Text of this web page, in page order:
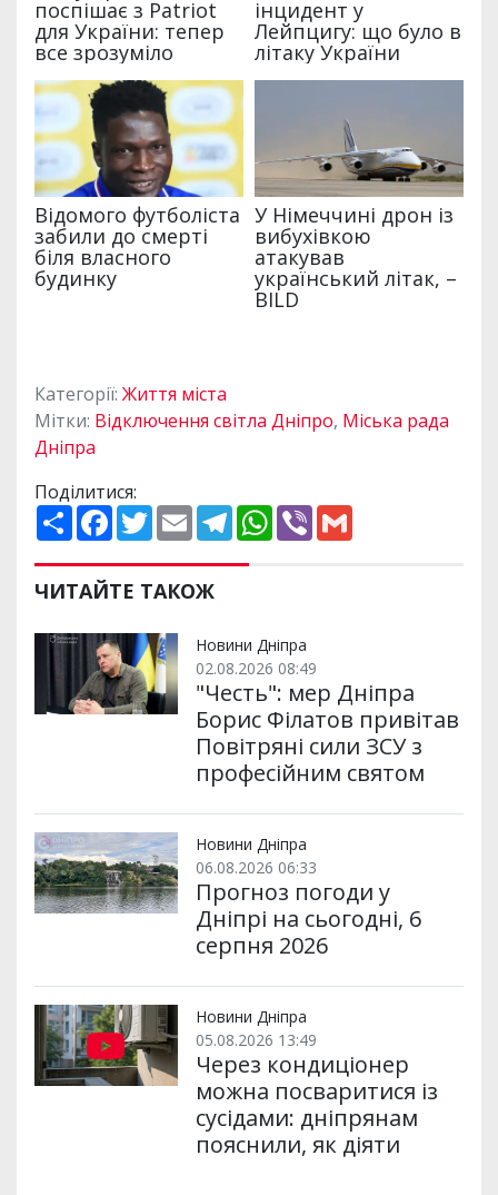
Категорії: Життя міста
Мітки: Відключення світла Дніпро, Міська рада
Дніпра
Поділитися:
П
о
и
р
и
и
F
a
e
b
o
k
T
w
t
t
e
E
m
i
l
T
e
e
m
W
h
p
V
ЧИТАЙТЕ ТАКОЖ
Новини Дніпра
02.08.2026 08:49
"Честь": мер Дніпра
Борис Філатов привітав
Повітряні сили ЗСУ з
професійним святом
Новини Дніпра
06.08.2026 06:33
Прогноз погоди у
Дніпрі на сьогодні, 6
серпня 2026
Новини Дніпра
05.08.2026 13:49
Через кондиціонер
можна посваритися із
сусідами: дніпрянам
пояснили, як діяти